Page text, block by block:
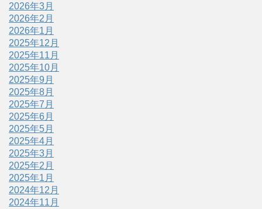
2026年3月
2026年2月
2026年1月
2025年12月
2025年11月
2025年10月
2025年9月
2025年8月
2025年7月
2025年6月
2025年5月
2025年4月
2025年3月
2025年2月
2025年1月
2024年12月
2024年11月